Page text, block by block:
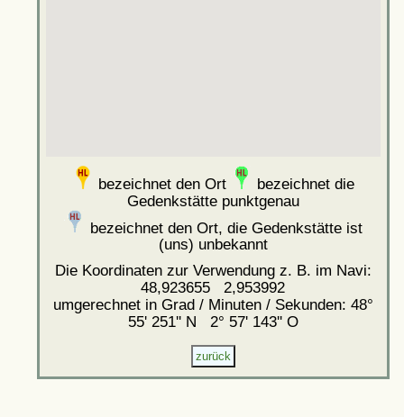
bezeichnet den Ort
bezeichnet die
Gedenkstätte punktgenau
bezeichnet den Ort, die Gedenkstätte ist
(uns) unbekannt
Die Koordinaten zur Verwendung z. B. im Navi:
48,923655 2,953992
umgerechnet in Grad / Minuten / Sekunden: 48°
55' 251'' N 2° 57' 143'' O